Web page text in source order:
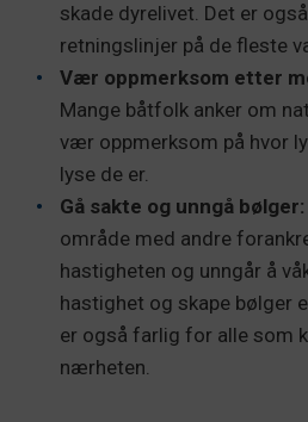
skade dyrelivet. Det er
retningslinjer på de fleste
Vær oppmerksom etter
Mange båtfolk anker om
vær oppmerksom på hvor
lyse de er.
Gå sakte og unngå bølger:
område med andre
hastigheten og unngår å
hastighet og skape bølger
er også farlig for alle som
nærheten.